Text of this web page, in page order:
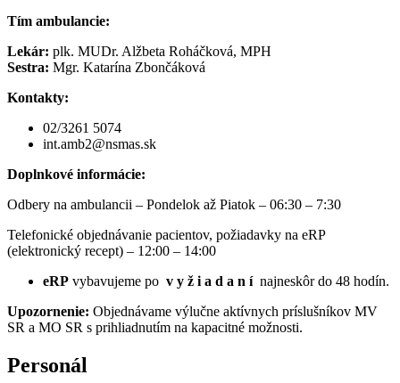
Tím ambulancie:
Lekár: plk. MUDr. Alžbeta Roháčková, MPH
Sestra: Mgr. Katarína Zbončáková
Kontakty:
02/3261 5074
int.amb2@nsmas.sk
Doplnkové informácie:
Odbery na ambulancii – Pondelok až Piatok – 06:30 – 7:30
Telefonické objednávanie pacientov, požiadavky na eRP
(elektronický recept) – 12:00 – 14:00
eRP vybavujeme po v y ž i a d a n ínajneskôr do 48 hodín.
Upozornenie: Objednávame výlučne aktívnych príslušníkov MV
SR a MO SR s prihliadnutím na kapacitné možnosti.
Personál